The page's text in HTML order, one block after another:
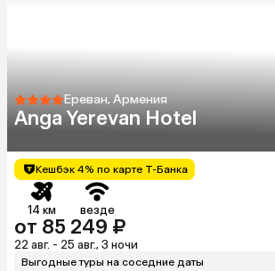
Ереван, Армения
Anga Yerevan Hotel
Кешбэк 4% по карте Т-Банка
14 км везде
от 85 249 ₽
22 авг. - 25 авг., 3 ночи
Выгодные туры на соседние даты